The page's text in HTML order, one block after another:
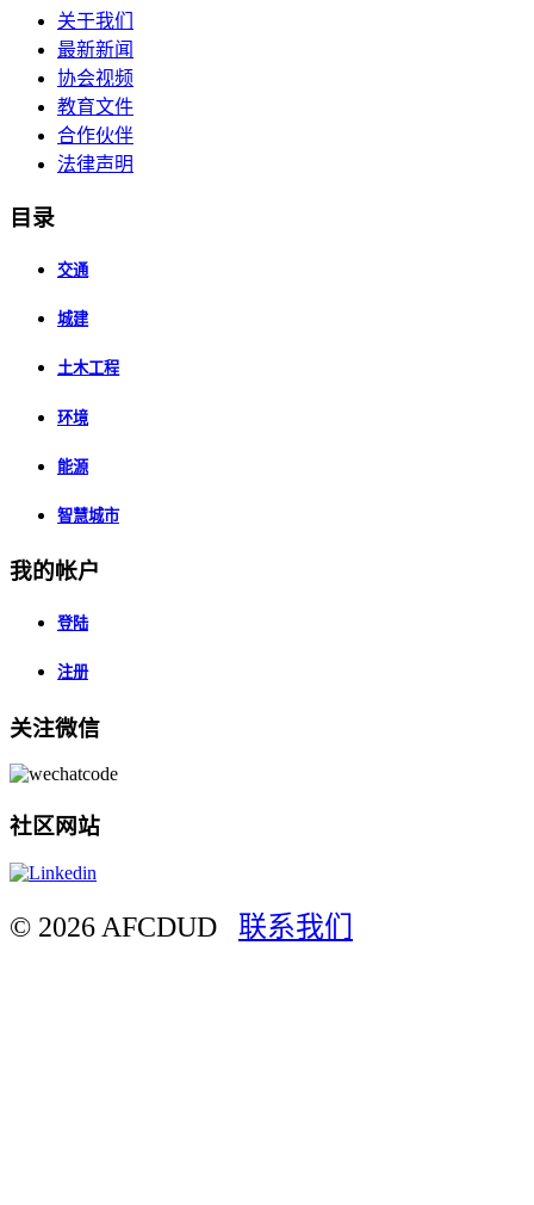
关于我们
最新新闻
协会视频
教育文件
合作伙伴
法律声明
目录
交通
城建
土木工程
环境
能源
智慧城市
我的帐户
登陆
注册
关注微信
社区网站
© 2026 AFCDUD 联系我们